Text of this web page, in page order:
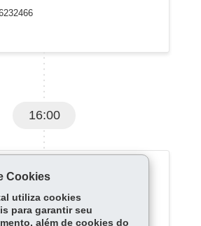
16:00
EST EDUC
DE PONTA
Cookies
utiliza cookies
para garantir seu
além de cookies do